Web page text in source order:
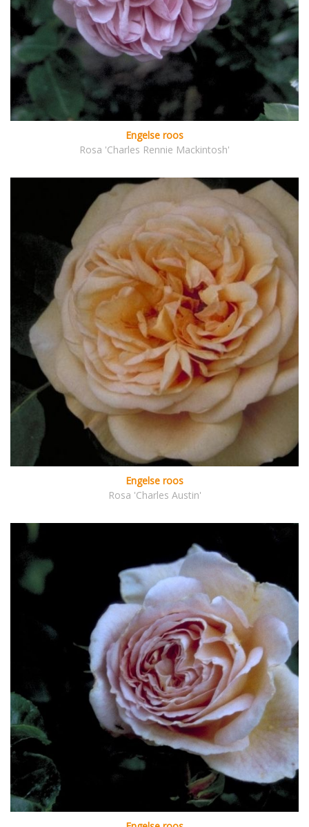
Engelse roos
Rosa 'Charles Rennie Mackintosh'
Engelse roos
Rosa 'Charles Austin'